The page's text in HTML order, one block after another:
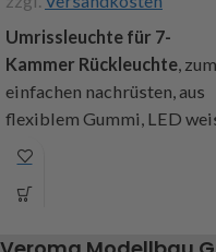
Umrissleuchte für 7-
Kammer Rückleuchte, zum
einfachen nachrüsten, aus
flexiblem Gummi, LED
und rot leuchtend, von 7,2
wird unter die bestehende